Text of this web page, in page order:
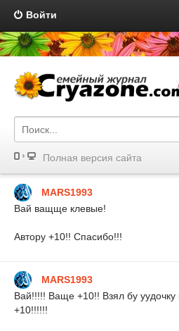
Войти
Полная версия сайта
MARS1993
Вай ващще клевые!
Автору +10!! Спасибо!!!
MARS1993
Вай!!!!! Ваще +10!! Взял бу
+10!!!!!!